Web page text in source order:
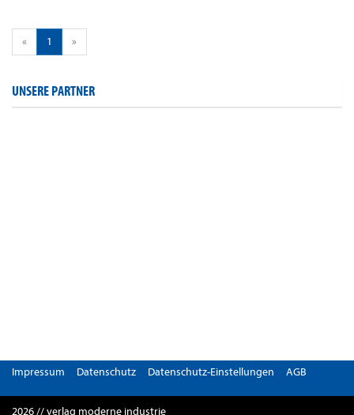
« 1 »
UNSERE PARTNER
Impressum Datenschutz Datenschutz-Einstellungen AGB
2026 // verlag moderne industrie